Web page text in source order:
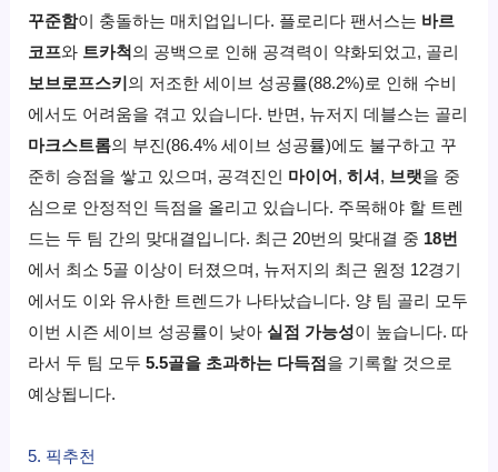
꾸준함이 충돌하는 매치업입니다. 플로리다 팬서스는 바르
코프와 트카척 의 공백으로 인해 공격력이 약화되었고, 골리
보브로프스키 의 저조한 세이브 성공률(88.2%)로 인해 수비
에서도 어려움을 겪고 있습니다. 반면, 뉴저지 데블스는 골리
마크스트롬의 부진(86.4% 세이브 성공률)에도 불구하고 꾸
준히 승점을 쌓고 있으며, 공격진인 마이어 ,히셔 , 브랫을 중
심으로 안정적인 득점을 올리고 있습니다. 주목해야 할 트렌
드는 두 팀 간의 맞대결입니다. 최근 20번의 맞대결 중 18번
에서 최소 5골 이상이 터졌으며, 뉴저지의 최근 원정 12경기
에서도 이와 유사한 트렌드가 나타났습니다. 양 팀 골리 모두
이번 시즌 세이브 성공률이 낮아 실점 가능성이 높습니다. 따
라서 두 팀 모두5.5골을 초과하는 다득점 을 기록할 것으로
예상됩니다.
5. 픽추천